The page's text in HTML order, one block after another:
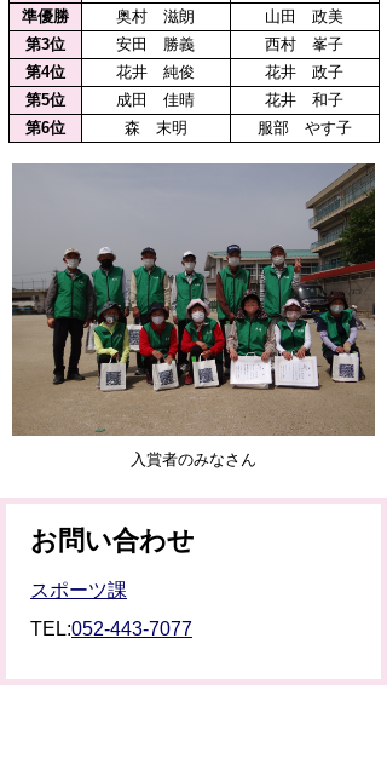
準優勝
奥村 滋朗
山田 政美
第3位
安田 勝義
西村 峯子
第4位
花井 純俊
花井 政子
第5位
成田 佳晴
花井 和子
第6位
森 末明 服部 やす子
入賞者のみなさん
お問い合わせ
スポーツ課
TEL:052-443-7077